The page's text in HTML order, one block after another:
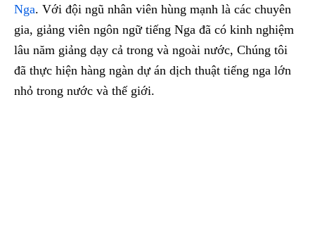
Nga. Với đội ngũ nhân viên hùng mạnh là các chuyên
gia, giảng viên ngôn ngữ tiếng Nga đã có kinh nghiệm
lâu năm giảng dạy cả trong và ngoài nước, Chúng tôi
đã thực hiện hàng ngàn dự án dịch thuật tiếng nga lớn
nhỏ trong nước và thế giới.